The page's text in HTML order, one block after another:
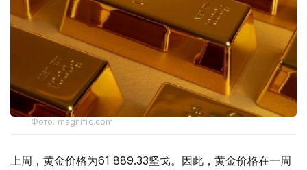
Фото: magnific.com
上周，黄金价格为61 889.33坚戈。因此，黄金价格在一周